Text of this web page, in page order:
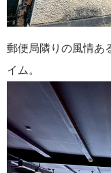
郵便局隣りの風情あ
イム。